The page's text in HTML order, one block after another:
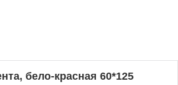
бело-красная 60*125